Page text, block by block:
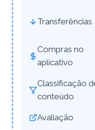
Transferências
Compras no
aplicativo
Classificação
conteúdo
Avaliação